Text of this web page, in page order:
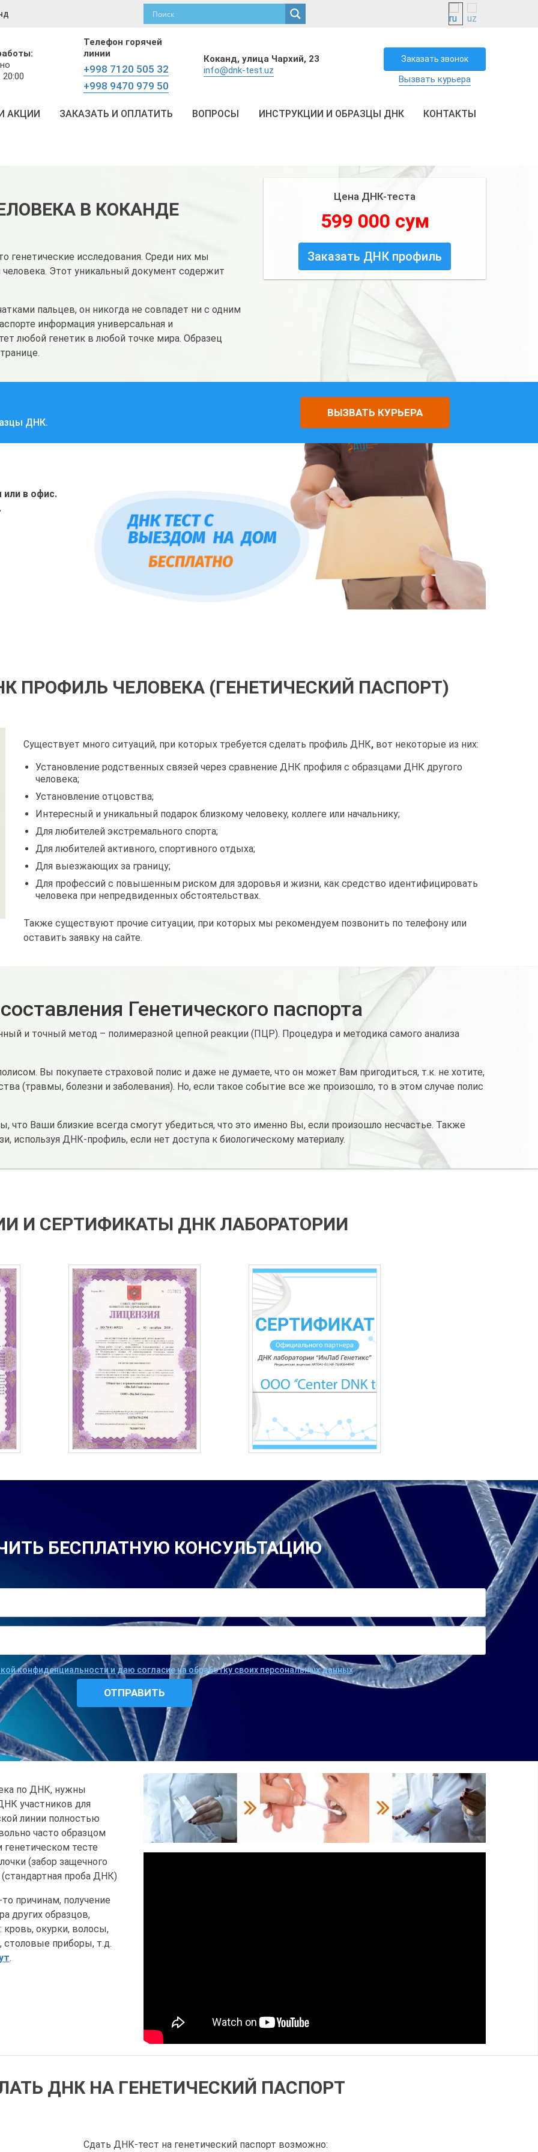
Телефон горячей
линии
+998 7120 505 32
+998 9470 979 50
Коканд, улица Чархий, 23
info@dnk-test.uz
Заказать звонок
Вызвать курьера
АКЦИИ ЗАКАЗАТЬ И ОПЛАТИТЬ ВОПРОСЫ ИНСТРУКЦИИ И ОБРАЗЦЫ ДНК КОНТАКТЫ
В КОКАНДЕ
генетические исследования. Среди них мы
Этот уникальный документ содержит
пальцев, он никогда не совпадет ни с одним
информация универсальная и
любой генетик в любой точке мира. Образец
Цена ДНК-теста
599 000 сум
Заказать ДНК профиль
ДНК.
ВЫЗВАТЬ КУРЬЕРА
в офис.
ПРОФИЛЬ ЧЕЛОВЕКА (ГЕНЕТИЧЕСКИЙ ПАСПОРТ)
Существует много ситуаций, при которых требуется сделать профиль ДНК, вот некоторые из них:
Установление родственных связей через сравнение ДНК профиля с образцами ДНК другого
человека;
Установление отцовства;
Интересный и уникальный подарок близкому человеку, коллеге или начальнику;
Для любителей экстремального спорта;
Для любителей активного, спортивного отдыха;
Для выезжающих за границу;
Для профессий с повышенным риском для здоровья и жизни, как средство идентифицировать
человека при непредвиденных обстоятельствах.
Также существуют прочие ситуации, при которых мы рекомендуем позвонить по телефону или
оставить заявку на сайте.
Генетического паспорта
и точный метод – полимеразной цепной реакции (ПЦР). Процедура и методика самого анализа
Вы покупаете страховой полис и даже не думаете, что он может Вам пригодиться, т.к. не хотите,
(травмы, болезни и заболевания). Но, если такое событие все же произошло, то в этом случае полис
Ваши близкие всегда смогут убедиться, что это именно Вы, если произошло несчастье. Также
используя ДНК-профиль, если нет доступа к биологическому материалу.
И СЕРТИФИКАТЫ ДНК ЛАБОРАТОРИИ
БЕСПЛАТНУЮ КОНСУЛЬТАЦИЮ
конфиденциальности и даю согласие на обработку своих персональных данных
по ДНК, нужны
участников для
линии полностью
часто образцом
тесте
(забор защечного
проба ДНК)
причинам, получение
других образцов,
окурки, волосы,
столовые приборы, т.д.
.
ДНК НА ГЕНЕТИЧЕСКИЙ ПАСПОРТ
Сдать ДНК-тест на генетический паспорт возможно: